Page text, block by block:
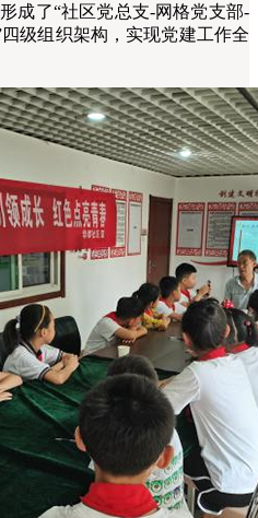
成了“社区党总支-网格党支部-
级组织架构，实现党建工作全